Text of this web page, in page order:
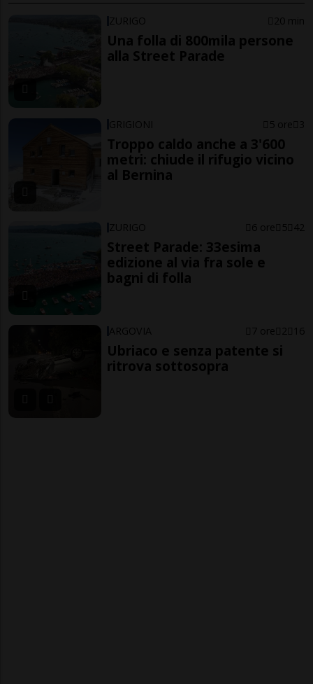
ZURIGO 20 min
Una folla di 800mila persone
alla Street Parade
GRIGIONI 5 ore 3
Troppo caldo anche a 3'600
metri: chiude il rifugio vicino
al Bernina
ZURIGO 6 ore 5 42
Street Parade: 33esima
edizione al via fra sole e
bagni di folla
ARGOVIA 7 ore 2 16
Ubriaco e senza patente si
ritrova sottosopra